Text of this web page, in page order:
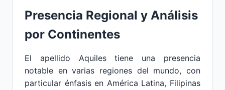
Presencia Regional y Análisis
por Continentes
El apellido Aquiles tiene una presencia
notable en varias regiones del mundo, con
particular énfasis en América Latina, Filipinas